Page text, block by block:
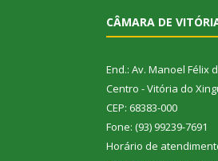
CÂMARA DE
End.: Av. Manoel Félix
Centro - Vitória do
CEP: 68383-000
Fone: (93) 99239-7691
Horário de